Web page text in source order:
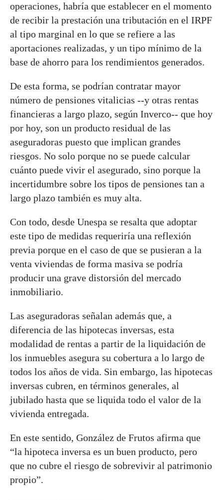
operaciones, habría que establecer en el momento
de recibir la prestación una tributación en el IRPF
al tipo marginal en lo que se refiere a las
aportaciones realizadas, y un tipo mínimo de la
base de ahorro para los rendimientos generados.
De esta forma, se podrían contratar mayor
número de pensiones vitalicias --y otras rentas
financieras a largo plazo, según Inverco-- que hoy
por hoy, son un producto residual de las
aseguradoras puesto que implican grandes
riesgos. No solo porque no se puede calcular
cuánto puede vivir el asegurado, sino porque la
incertidumbre sobre los tipos de pensiones tan a
largo plazo también es muy alta.
Con todo, desde Unespa se resalta que adoptar
este tipo de medidas requeriría una reflexión
previa porque en el caso de que se pusieran a la
venta viviendas de forma masiva se podría
producir una grave distorsión del mercado
inmobiliario.
Las aseguradoras señalan además que, a
diferencia de las hipotecas inversas, esta
modalidad de rentas a partir de la liquidación de
los inmuebles asegura su cobertura a lo largo de
todos los años de vida. Sin embargo, las hipotecas
inversas cubren, en términos generales, al
jubilado hasta que se liquida todo el valor de la
vivienda entregada.
En este sentido, González de Frutos afirma que
“la hipoteca inversa es un buen producto, pero
que no cubre el riesgo de sobrevivir al patrimonio
propio”.